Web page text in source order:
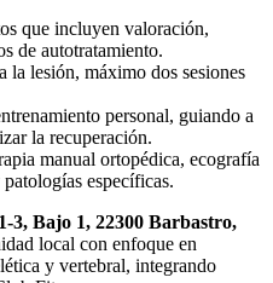
que incluyen valoración,
de autotratamiento.
la lesión, máximo dos sesiones
personal, guiando a
la recuperación.
manual ortopédica, ecografía
específicas.
3, Bajo 1, 22300 Barbastro,
local con enfoque en
y vertebral, integrando